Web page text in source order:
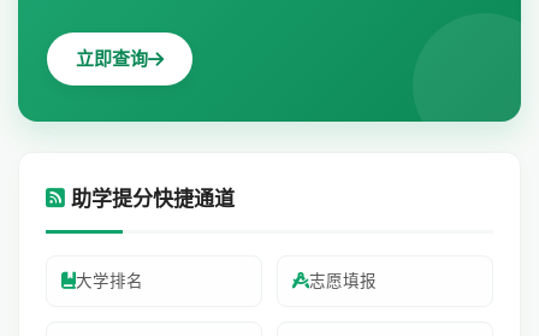
立即查询
助学提分快捷通道
大学排名 志愿填报